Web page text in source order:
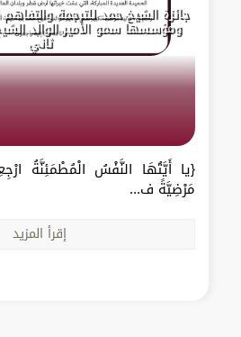
جائزة الشيخ حمد للترجمة
ومؤسسها سمو الأمير الوالد
ثاني
{يا أَيَّتُهَا النَّفْسُ الْمُطْمَئِنَّةُ
مَرْضِيَّةً ف...
إقرأ المزيد